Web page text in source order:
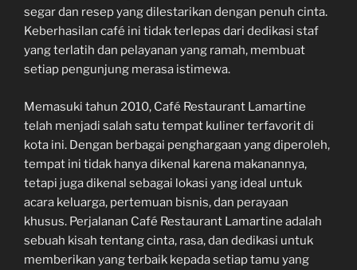
segar dan resep yang dilestarikan dengan penuh cinta.
Keberhasilan café ini tidak terlepas dari dedikasi staf
yang terlatih dan pelayanan yang ramah, membuat
setiap pengunjung merasa istimewa.
Memasuki tahun 2010, Café Restaurant Lamartine
telah menjadi salah satu tempat kuliner terfavorit di
kota ini. Dengan berbagai penghargaan yang diperoleh,
tempat ini tidak hanya dikenal karena makanannya,
tetapi juga dikenal sebagai lokasi yang ideal untuk
acara keluarga, pertemuan bisnis, dan perayaan
khusus. Perjalanan Café Restaurant Lamartine adalah
sebuah kisah tentang cinta, rasa, dan dedikasi untuk
memberikan yang terbaik kepada setiap tamu yang